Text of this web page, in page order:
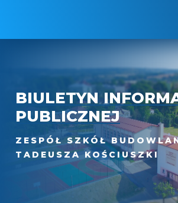
BIULETYN
PUBLICZNEJ
ZESPÓŁ SZKÓŁ
TADEUSZA KOŚCIUSZKI